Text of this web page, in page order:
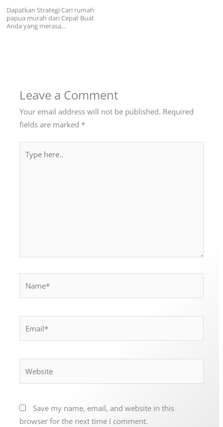
Dapatkan Strategi Cari rumah
papua murah dan Cepat Buat
Anda yang merasa…
Leave a Comment
Your email address will not be published. Required
fields are marked *
here..
Save my name, email, and website in this
browser for the next time I comment.